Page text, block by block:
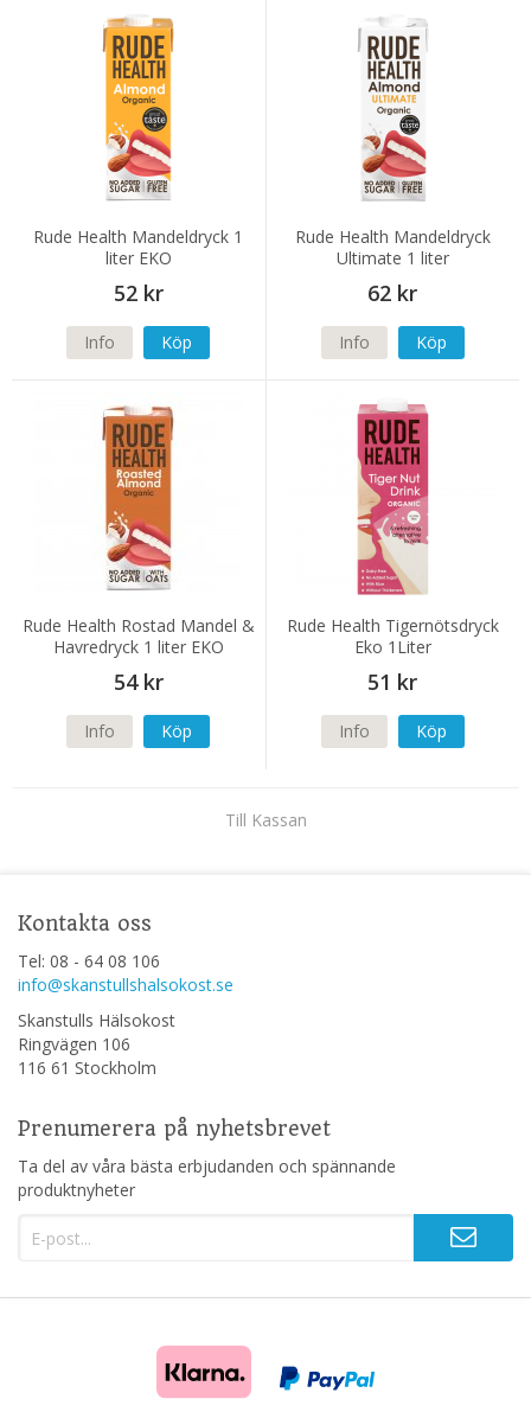
Rude Health Mandeldryck 1
liter EKO
52 kr
Info Köp
Rude Health Mandeldryck
Ultimate 1 liter
62 kr
Info Köp
Rude Health Rostad Mandel &
Havredryck 1 liter EKO
54 kr
Info Köp
Rude Health Tigernötsdryck
Eko 1Liter
51 kr
Info Köp
Till Kassan
Kontakta oss
Tel: 08 - 64 08 106
info@skanstullshalsokost.se
Skanstulls Hälsokost
Ringvägen 106
116 61 Stockholm
Prenumerera på nyhetsbrevet
Ta del av våra bästa erbjudanden och spännande
produktnyheter